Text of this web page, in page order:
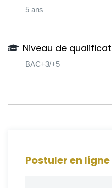
5 ans
Niveau de
BAC+3/+5
Postuler en ligne